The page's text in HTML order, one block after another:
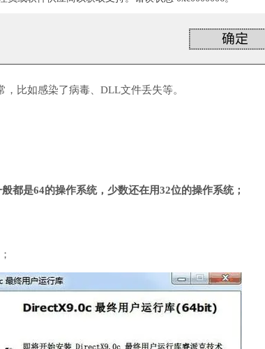
，比如感染了病毒、DLL文件丢失等。
都是64的操作系统，少数还在用32位的操作系统；